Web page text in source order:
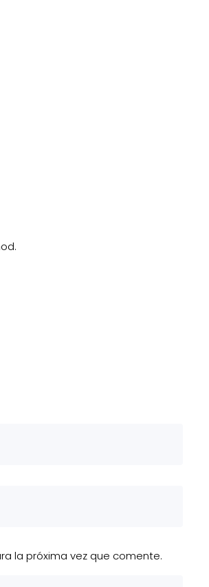
la próxima vez que comente.